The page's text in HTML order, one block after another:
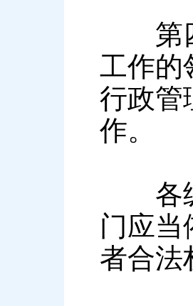
第四
工作的
行政管
作。
各级
门应当
者合法